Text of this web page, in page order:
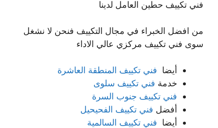
فني تكييف حطين العامل لدينا
من افضل الخبراء في مجال التكييف فنحن لا نشغل
سوى فني تكييف مركزي عالي الاداء
أيضا فني تكييف المنطقة العاشرة
خدمة فني تكييف سلوى
فني تكييف جنوب السرة
أفضل فني تكييف الفحيحيل
أيضا فني تكييف السالمية